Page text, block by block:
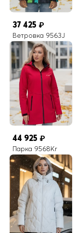
37 425 ₽
Ветровка 9563J
44 925 ₽
Парка 9568Kr